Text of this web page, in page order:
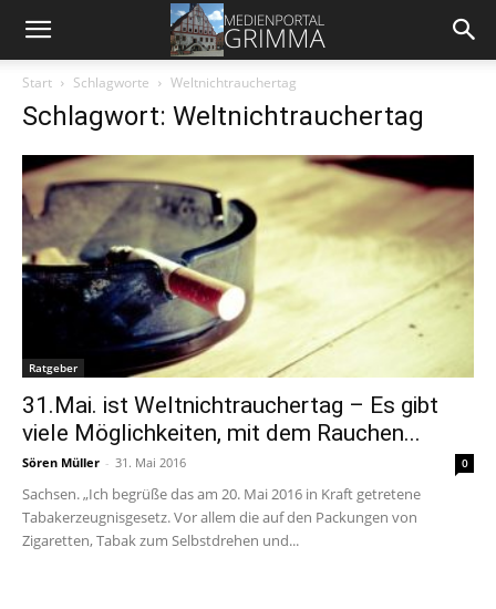
Start Schlagworte Weltnichtrauchertag
Schlagwort: Weltnichtrauchertag
Ratgeber
31.Mai. ist Weltnichtrauchertag – Es gibt
viele Möglichkeiten, mit dem Rauchen...
Sören Müller - 31. Mai 2016 0
Sachsen. „Ich begrüße das am 20. Mai 2016 in Kraft getretene
Tabakerzeugnisgesetz. Vor allem die auf den Packungen von
Zigaretten, Tabak zum Selbstdrehen und...